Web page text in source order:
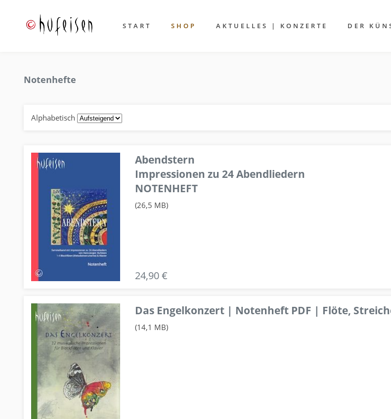
START SHOP AKTUELLES | KONZERTE DER
Notenhefte
Alphabetisch
Abendstern
Impressionen zu 24 Abendliedern
NOTENHEFT
(26,5 MB)
24,90 €
Das Engelkonzert | Notenheft PDF | Flöte,
(14,1 MB)